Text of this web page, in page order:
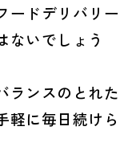
ードデリバリー
ないでしょう
ランスのとれた
軽に毎日続けら